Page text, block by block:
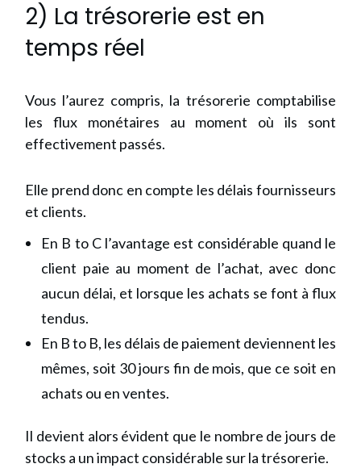
2) La trésorerie est en
temps réel
Vous l’aurez compris, la trésorerie comptabilise
les flux monétaires au moment où ils sont
effectivement passés.
Elle prend donc en compte les délais fournisseurs
et clients.
En B to C l’avantage est considérable quand le
client paie au moment de l’achat, avec donc
aucun délai, et lorsque les achats se font à flux
tendus.
En B to B, les délais de paiement deviennent les
mêmes, soit 30 jours fin de mois, que ce soit en
achats ou en ventes.
Il devient alors évident que le nombre de jours de
stocks a un impact considérable sur la trésorerie.